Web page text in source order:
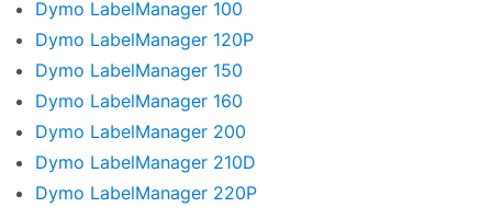
Dymo LabelManager 100
Dymo LabelManager 120P
Dymo LabelManager 150
Dymo LabelManager 160
Dymo LabelManager 200
Dymo LabelManager 210D
Dymo LabelManager 220P